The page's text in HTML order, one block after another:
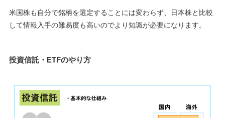
米国株も自分で銘柄を選定することには変わらず、日本株と比較
して情報入手の難易度も高いのでより知識が必要になります。
投資信託・ETFのやり方